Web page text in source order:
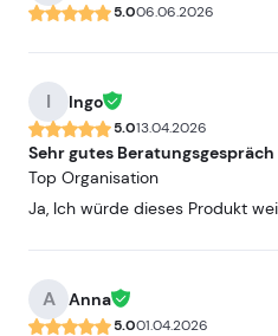
5.006.06.2026
I Ingo
5.013.04.2026
Sehr gutes Beratungsgespräch
Top Organisation
Ja, Ich würde dieses Produkt
A Anna
5.001.04.2026